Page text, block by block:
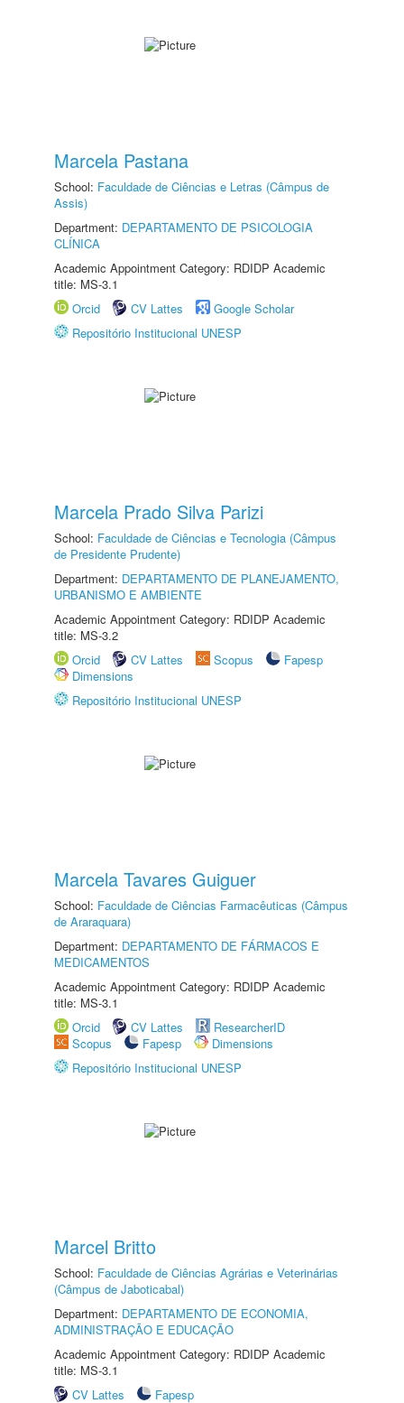
Marcela Pastana
School: Faculdade de Ciências e Letras (Câmpus de
Assis)
Department: DEPARTAMENTO DE PSICOLOGIA
CLÍNICA
Academic Appointment Category: RDIDP Academic
title: MS-3.1
Orcid
CV Lattes
Google Scholar
Repositório Institucional UNESP
Marcela Prado Silva Parizi
School: Faculdade de Ciências e Tecnologia (Câmpus
de Presidente Prudente)
Department: DEPARTAMENTO DE PLANEJAMENTO,
URBANISMO E AMBIENTE
Academic Appointment Category: RDIDP Academic
title: MS-3.2
Orcid
CV Lattes Scopus
Fapesp
Dimensions
Repositório Institucional UNESP
Marcela Tavares Guiguer
School: Faculdade de Ciências Farmacêuticas (Câmpus
de Araraquara)
Department: DEPARTAMENTO DE FÁRMACOS E
MEDICAMENTOS
Academic Appointment Category: RDIDP Academic
title: MS-3.1
Orcid
CV Lattes
ResearcherID
Scopus
Fapesp
Dimensions
Repositório Institucional UNESP
Marcel Britto
School: Faculdade de Ciências Agrárias e Veterinárias
(Câmpus de Jaboticabal)
Department: DEPARTAMENTO DE ECONOMIA,
ADMINISTRAÇÃO E EDUCAÇÃO
Academic Appointment Category: RDIDP Academic
title: MS-3.1
CV Lattes
Fapesp